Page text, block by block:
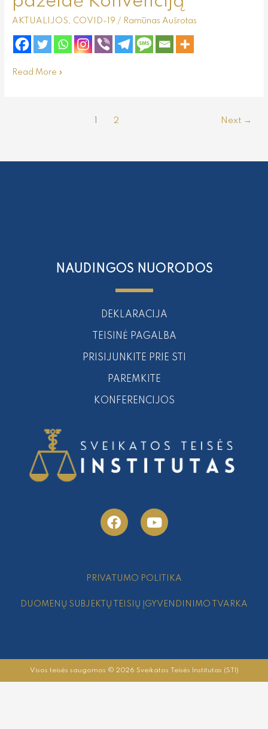
AKTUALIJOS COVID-19 / Ramūnas Aušrotas
Read More »
1 2 Next →
NAUDINGOS NUORODOS
DEKLARACIJA
TEISINĖ PAGALBA
PRISIJUNKITE PRIE STI
PAREMKITE
KONFERENCIJOS
a
c
o
o
k
o
u
b
e
PRIVATUMO POLITIKA
DUOMENŲ SUBJEKTŲ TEISIŲ ĮGYVENDINIMO TVARKA
Visos teisės saugomos © 2026 Sveikatos Teisės Institutas (STI)